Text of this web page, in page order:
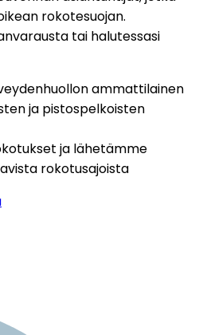
rokotesuojan.
tai halutessasi
ammattilainen
ja pistospelkoisten
ja lähetämme
rokotusajoista